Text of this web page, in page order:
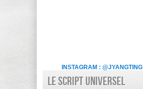
INSTAGRAM : @JYANGTING
LE SCRIPT UNIVERSEL